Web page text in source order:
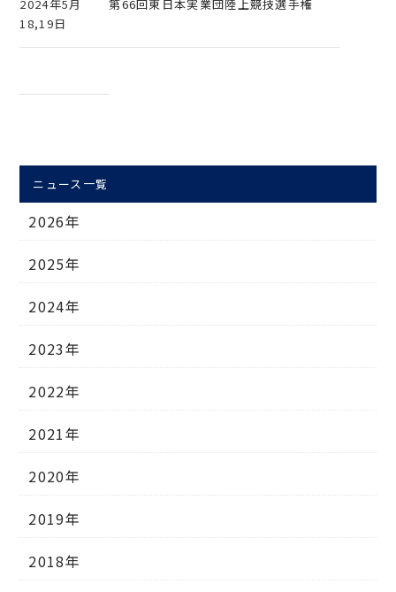
2024年5月
18,19日
第66回東日本実業団陸上競技選手権
ニュース一覧
2026年
2025年
2024年
2023年
2022年
2021年
2020年
2019年
2018年